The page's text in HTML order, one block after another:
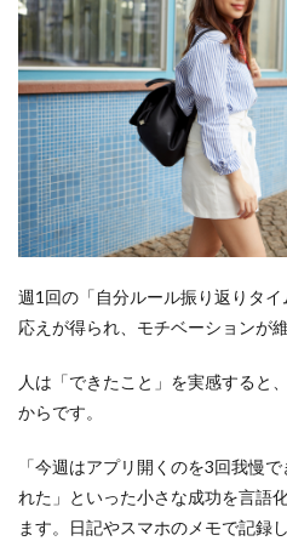
週1回の「自分ルール振り返りタ
応えが得られ、モチベーションが
人は「できたこと」を実感すると
からです。
「今週はアプリ開くのを3回我慢
れた」といった小さな成功を言語
ます。日記やスマホのメモで記録